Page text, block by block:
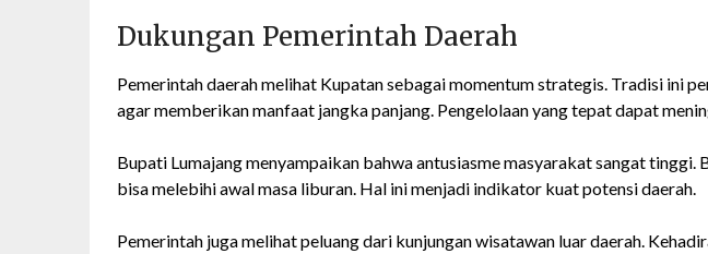
Dukungan Pemerintah Daerah
Pemerintah daerah melihat Kupatan sebagai momentum strategis. Tradisi ini
agar memberikan manfaat jangka panjang. Pengelolaan yang tepat dapat
Bupati Lumajang menyampaikan bahwa antusiasme masyarakat sangat tinggi.
bisa melebihi awal masa liburan. Hal ini menjadi indikator kuat potensi daerah.
Pemerintah juga melihat peluang dari kunjungan wisatawan luar daerah.